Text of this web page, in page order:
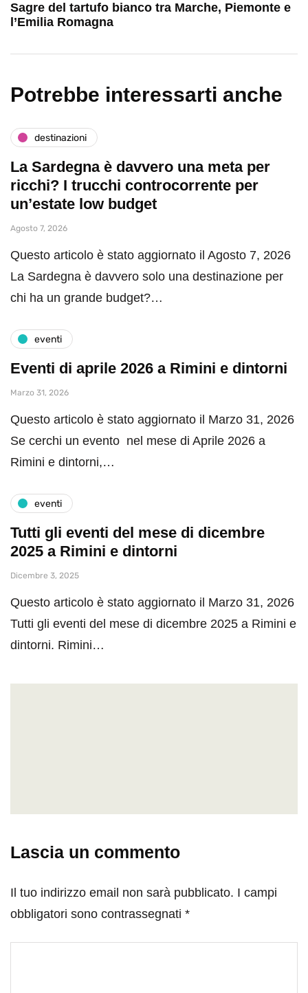
Sagre del tartufo bianco tra Marche, Piemonte e
l’Emilia Romagna
Potrebbe interessarti anche
destinazioni
La Sardegna è davvero una meta per
ricchi? I trucchi controcorrente per
un’estate low budget
Agosto 7, 2026
Questo articolo è stato aggiornato il Agosto 7, 2026
La Sardegna è davvero solo una destinazione per
chi ha un grande budget?…
eventi
Eventi di aprile 2026 a Rimini e dintorni
Marzo 31, 2026
Questo articolo è stato aggiornato il Marzo 31, 2026
Se cerchi un evento nel mese di Aprile 2026 a
Rimini e dintorni,…
eventi
Tutti gli eventi del mese di dicembre
2025 a Rimini e dintorni
Dicembre 3, 2025
Questo articolo è stato aggiornato il Marzo 31, 2026
Tutti gli eventi del mese di dicembre 2025 a Rimini e
dintorni. Rimini…
Lascia un commento
Il tuo indirizzo email non sarà pubblicato. I campi
obbligatori sono contrassegnati *